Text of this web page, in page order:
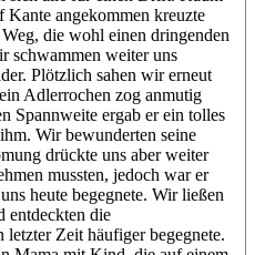
angekommen kreuzte
die wohl einen dringenden
schwammen weiter uns
Plötzlich sahen wir erneut
Adlerrochen zog anmutig
Spannweite ergab er ein tolles
Wir bewunderten seine
drückte uns aber weiter
mussten, jedoch war er
heute begegnete. Wir ließen
entdeckten die
Zeit häufiger begegnete.